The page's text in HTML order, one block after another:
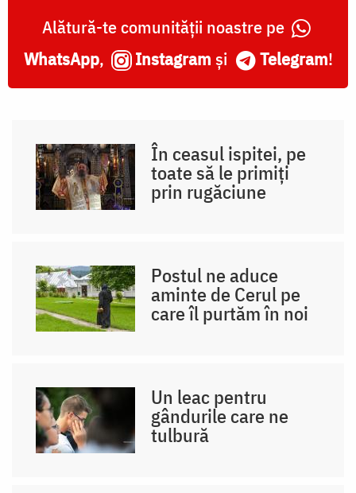
Alătură-te comunității noastre pe
WhatsApp, Instagram și Telegram!
În ceasul ispitei, pe
toate să le primiți
prin rugăciune
Postul ne aduce
aminte de Cerul pe
care îl purtăm în noi
Un leac pentru
gândurile care ne
tulbură